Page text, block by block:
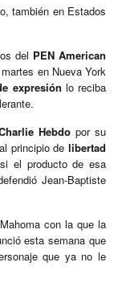
también en Estados
del PEN American
en Nueva York
expresión lo reciba
Hebdo por su
principio de libertad
el producto de esa
Jean-Baptiste
con la que la
esta semana que
que ya no le